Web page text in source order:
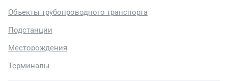
Объекты трубопроводного транспорта
Подстанции
Месторождения
Терминалы